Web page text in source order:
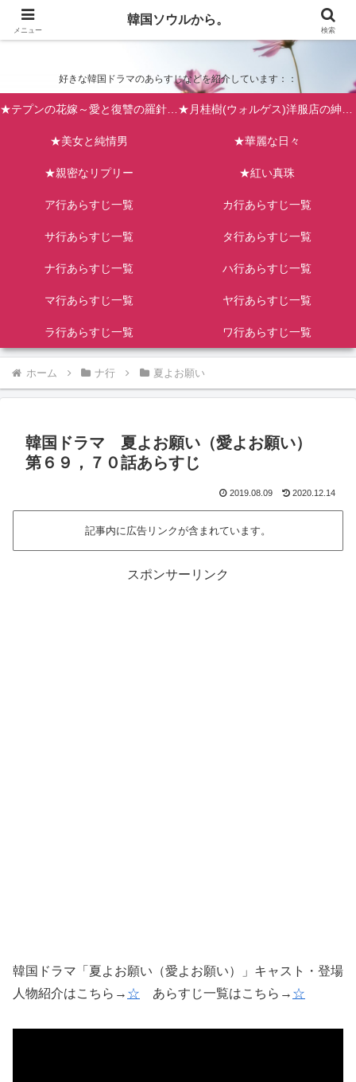
韓国ソウルから。
好きな韓国ドラマのあらすじなどを紹介しています：：
★テプンの花嫁～愛と復讐の羅針盤（台風の新婦） ★月桂樹(ウォルゲス)洋服店の紳士たち
★美女と純情男 ★華麗な日々
★親密なリプリー ★紅い真珠
ア行あらすじ一覧 カ行あらすじ一覧
サ行あらすじ一覧 タ行あらすじ一覧
ナ行あらすじ一覧 ハ行あらすじ一覧
マ行あらすじ一覧 ヤ行あらすじ一覧
ラ行あらすじ一覧 ワ行あらすじ一覧
ホーム ナ行 夏よお願い
韓国ドラマ 夏よお願い（愛よお願い）
第６９，７０話あらすじ
2019.08.09 2020.12.14
記事内に広告リンクが含まれています。
スポンサーリンク
韓国ドラマ「夏よお願い（愛よお願い）」キャスト・登場
人物紹介はこちら→ ☆ あらすじ一覧はこちら→ ☆
メニュー
韓国ソウルから。
検索